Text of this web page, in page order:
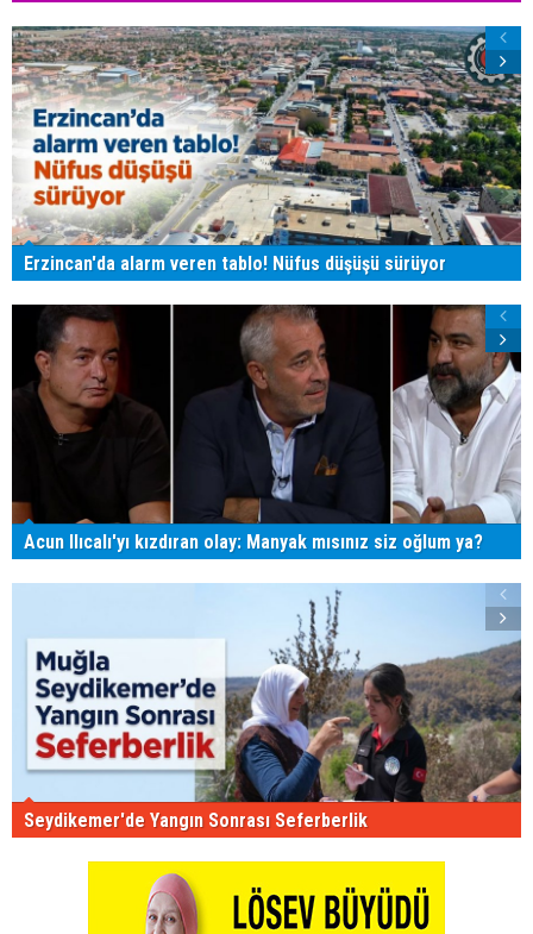
Erzincan'da alarm veren tablo! Nüfus düşüşü sürüyor
Acun Ilıcalı'yı kızdıran olay: Manyak mısınız siz oğlum ya?
Seydikemer'de Yangın Sonrası Seferberlik